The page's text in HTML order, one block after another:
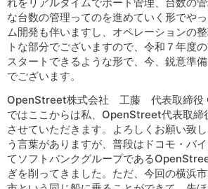
な台数の管理ってのを進めていく形でや
ム開発も伴いますし、オペレーションの
トな部分でございますので、令和７年度
スタートできるような形で、今、鋭意準
でございます。
OpenStreet株式会社 工藤 代表取締役
ではここからは私、OpenStreet代表取締
させていただきます。よろしくお願い致
う言葉がありますが、普段はドコモ・バ
てソフトバンクグループである
ぎを削ってきました。ただ、今回の横浜